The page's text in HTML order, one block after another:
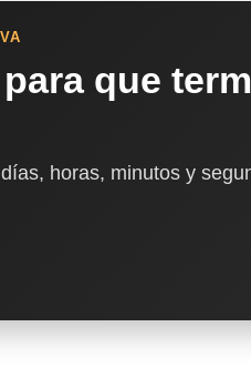
que
horas, minutos y